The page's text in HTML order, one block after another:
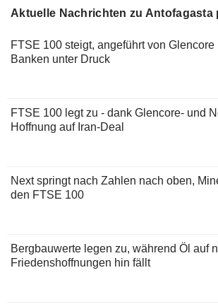
Aktuelle Nachrichten zu Antofagasta
FTSE 100 steigt, angeführt von
Banken unter Druck
FTSE 100 legt zu - dank Glencore- und
Hoffnung auf Iran-Deal
Next springt nach Zahlen nach oben,
den FTSE 100
Bergbauwerte legen zu, während Öl auf
Friedenshoffnungen hin fällt